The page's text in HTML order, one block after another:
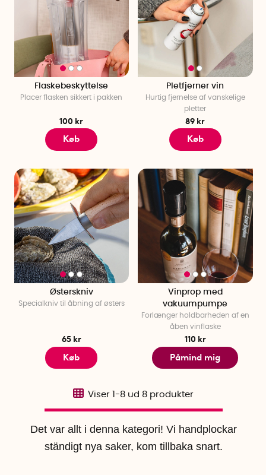
Flaskebeskyttelse
Placer flasken sikkert i pakken
100 kr
Køb
Pletfjerner vin
Hurtig fjernelse af vanskelige
pletter
89 kr
Køb
Østerskniv
Specialkniv til åbning af østers
65 kr
Køb
Vinprop med
vakuumpumpe
Forlænger holdbarheden af en
åben vinflaske
110 kr
Påmind mig
Det var allt i denna kategori! Vi handplockar
ständigt nya saker, kom tillbaka snart.
Viser 1-8 ud 8 produkter